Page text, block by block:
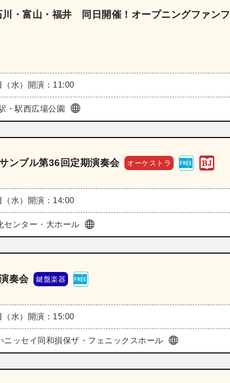
・富山・福井 同日開催！オープニングファンフ
水） 開演：11:00
・駅西広場公園
ンブル第36回定期演奏会 オーケストラ
水） 開演：14:00
センター・大ホール
奏会 鍵盤楽器
水） 開演：15:00
ニッセイ同和損保ザ・フェニックスホール